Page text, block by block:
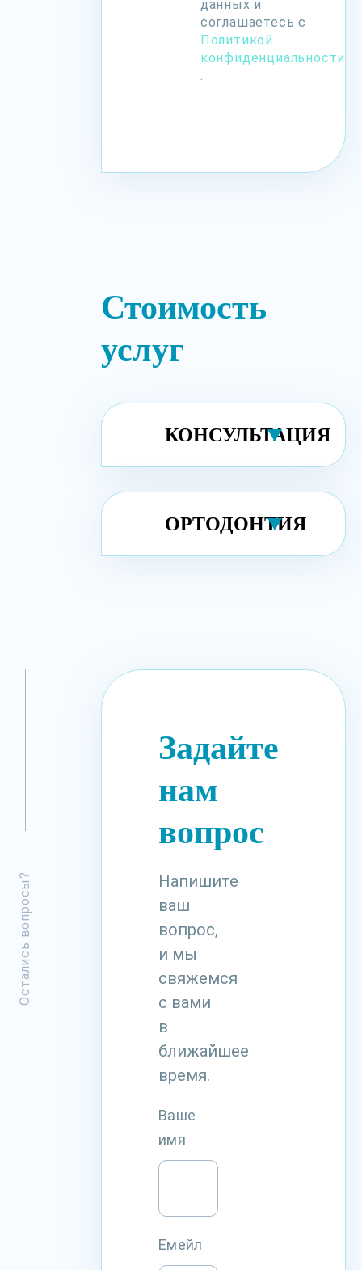
данных и
соглашаетесь с
Политикой
конфиденциальности
.
Стоимость
услуг
КОНСУЛЬТАЦИЯ
ОРТОДОНТИЯ
Остались вопросы?
Задайте
нам
вопрос
Напишите
ваш
вопрос,
и мы
свяжемся
с вами
в
ближайшее
время.
Ваше
имя
Емейл